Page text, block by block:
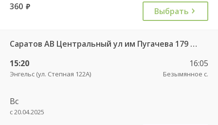
360 руб. Выбрать
Саратов АВ Центральный ул им Пугачева 179 А — Советское рп (ул Ленина 41)
15:20
Энгельс (ул. Степная 122А)
16:05
Безымянное с.
Вс
с 20.04.2025